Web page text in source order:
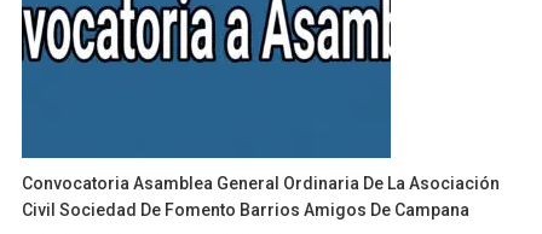
Convocatoria Asamblea General Ordinaria De La Asociación
Civil Sociedad De Fomento Barrios Amigos De Campana